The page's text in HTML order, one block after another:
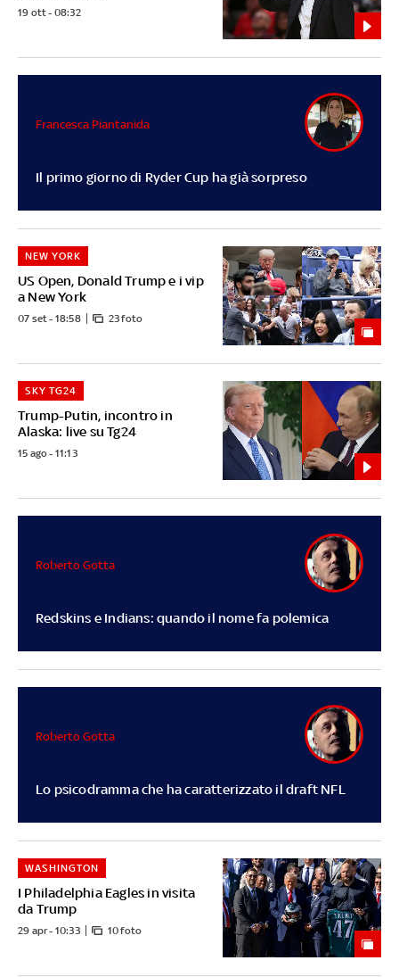
19 ott - 08:32
Il primo giorno di Ryder Cup ha già sorpreso
Francesca Piantanida
US Open, Donald Trump e i vip
a New York
NEW YORK
07 set - 18:58 23 foto
Trump-Putin, incontro in
Alaska: live su Tg24
SKY TG24
15 ago - 11:13
Redskins e Indians: quando il nome fa polemica
Roberto Gotta
Lo psicodramma che ha caratterizzato il draft NFL
Roberto Gotta
I Philadelphia Eagles in visita
da Trump
WASHINGTON
29 apr - 10:33 10 foto